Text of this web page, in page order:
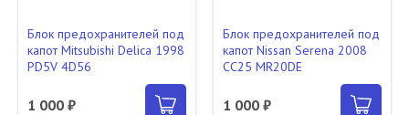
Блок предохранителей под
капот Mitsubishi Delica 1998
PD5V 4D56
1 000 ₽
Блок предохранителей под
капот Nissan Serena 2008
CC25 MR20DE
1 000 ₽